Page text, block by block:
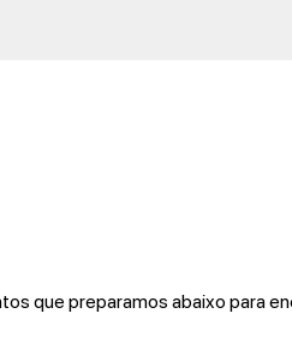
que preparamos abaixo para